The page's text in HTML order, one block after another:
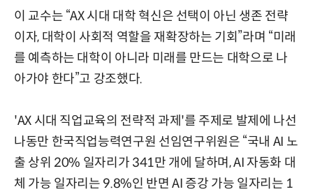
이 교수는 “AX 시대 대학 혁신은 선택이 아닌 생존 전략
이자, 대학이 사회적 역할을 재확장하는 기회”라며 “미래
를 예측하는 대학이 아니라 미래를 만드는 대학으로 나
아가야 한다”고 강조했다.
'AX 시대 직업교육의 전략적 과제'를 주제로 발제에 나선
나동만 한국직업능력연구원 선임연구위원은 “국내 AI 노
출 상위 20% 일자리가 341만 개에 달하며, AI 자동화 대
체 가능 일자리는 9.8%인 반면 AI 증강 가능 일자리는 1